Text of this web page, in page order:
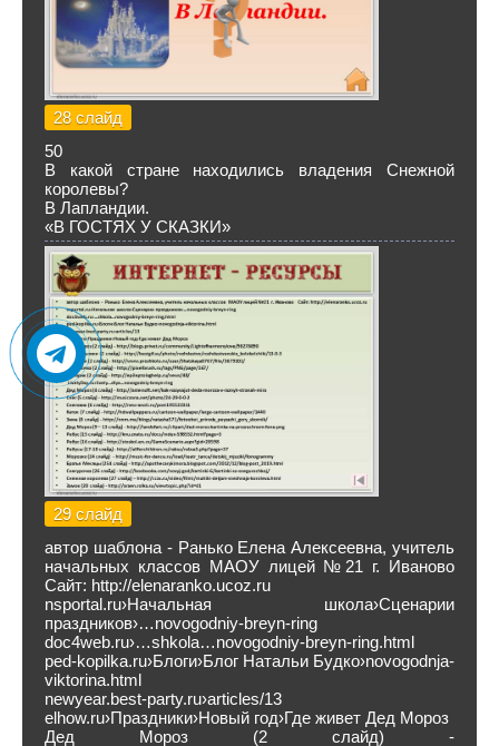
28 слайд
50
В какой стране находились владения Снежной
королевы?
В Лапландии.
«В ГОСТЯХ У СКАЗКИ»
29 слайд
автор шаблона - Ранько Елена Алексеевна, учитель
начальных классов МАОУ лицей №21 г. Иваново
Сайт: http://elenaranko.ucoz.ru
nsportal.ru›Начальная школа›Сценарии
праздников›…novogodniy-breyn-ring
doc4web.ru›…shkola…novogodniy-breyn-ring.html
ped-kopilka.ru›Блоги›Блог Натальи Будко›novogodnja-
viktorina.html
newyear.best-party.ru›articles/13
elhow.ru›Праздники›Новый год›Где живет Дед Мороз
Дед Мороз (2 слайд) -